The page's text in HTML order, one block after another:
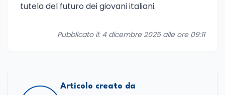
tutela del futuro dei giovani italiani.
Pubblicato il: 4 dicembre 2025 alle ore 09:11
Articolo creato da